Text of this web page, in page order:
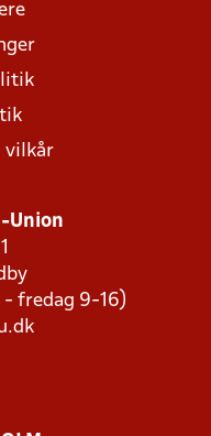
vilkår
Union
- fredag 9-16)